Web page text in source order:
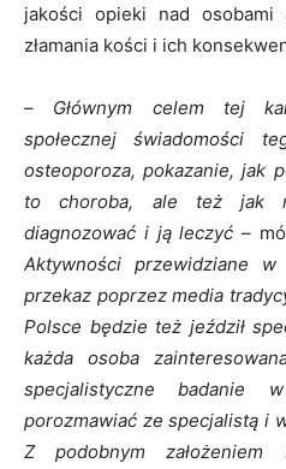
jakości opieki nad osobami
złamania kości i ich
– Głównym celem tej
społecznej świadomości
osteoporoza, pokazanie, jak
to choroba, ale też jak
diagnozować i ją leczyć –
Aktywności przewidziane
przekaz poprzez media
Polsce będzie też jeździł
każda osoba
specjalistyczne badanie
porozmawiać ze specjalistą i
Z podobnym założeniem